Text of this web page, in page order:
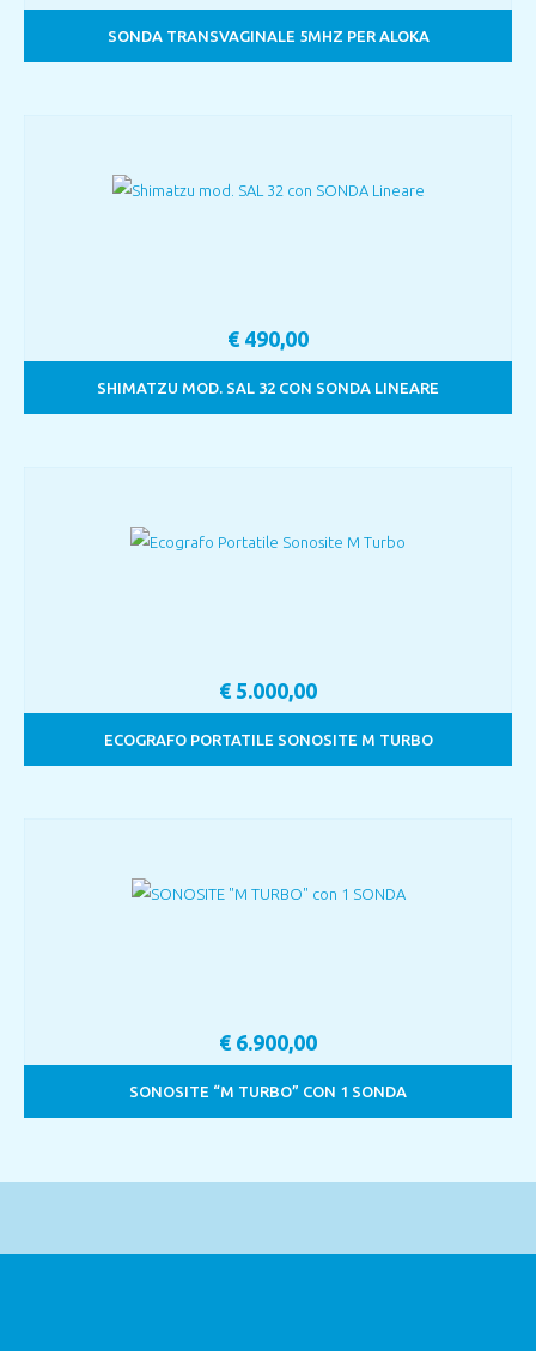
SONDA TRANSVAGINALE 5MHZ PER ALOKA
SHIMATZU MOD. SAL 32 CON SONDA LINEARE
€ 490,00
ECOGRAFO PORTATILE SONOSITE M TURBO
€ 5.000,00
SONOSITE “M TURBO” CON 1 SONDA
€ 6.900,00